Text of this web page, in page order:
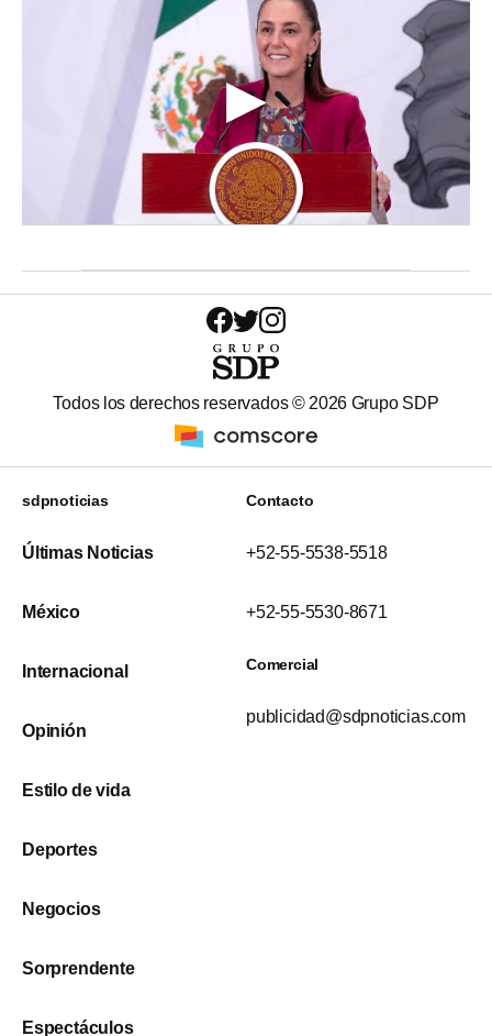
Todos los derechos reservados © 2026 Grupo SDP
sdpnoticias
Últimas Noticias
México
Internacional
Opinión
Estilo de vida
Deportes
Negocios
Sorprendente
Espectáculos
Contacto
+52-55-5538-5518
+52-55-5530-8671
Comercial
publicidad@sdpnoticias.com